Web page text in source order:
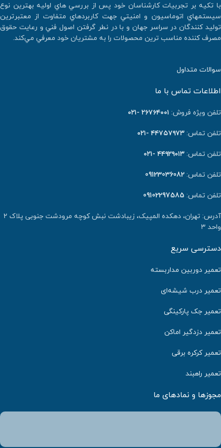
با تكيه بر تجربيات كارشناسان خود پس از بررسي هاي اوليه بهترين نوع
سيستمهاي اتوماسيون و امنيتي جهت كاربردهاي متفاوت از معتبرترين
توليد كنندگان در سراسر جهان و با در نطر گرفتن اصول فني و رعايت حقوق
مصرف كننده مناسب ترين محصولات را به مشتريان خود معرفي مي‌كند.
سوالات متداول
اطلاعات تماس با ما
تلفن ویژه فروش: ٢٦٧٦٤٠٠١ -۰۲۱
تلفن تماس: ۴۴۷۵۷۹۷۳ -۰۲۱
تلفن تماس: ۴۴۹۲۹۰۱۳ -۰۲۱
تلفن تماس: 09123036082
تلفن تماس: 09102297585
آدرس: تهران، دهکده المپیک، زیبادشت نبش کوچه مرودشت جنوبی پلاک ۲
واحد ۳
دسترسی سریع
تعمیر دوربین مداربسته
تعمیر درب شیشه‌ای
تعمیر جک پارکینگی
تعمیر دزدگیر اماکن
تعمیر کرکره برقی
تعمیر راهبند
مجوزها و نمادهای ما